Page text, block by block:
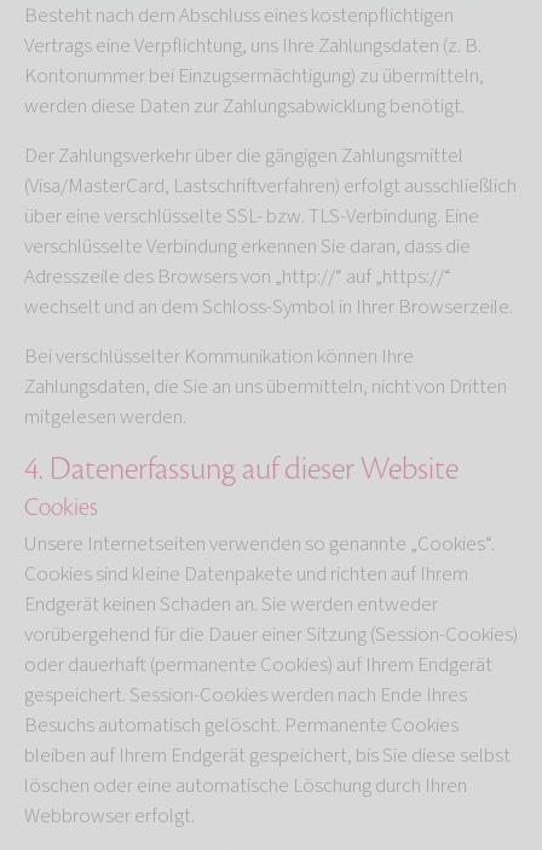
Besteht nach dem Abschluss eines kostenpflichtigen
Vertrags eine Verpflichtung, uns Ihre Zahlungsdaten (z. B.
Kontonummer bei Einzugsermächtigung) zu übermitteln,
werden diese Daten zur Zahlungsabwicklung benötigt.
Der Zahlungsverkehr über die gängigen Zahlungsmittel
(Visa/MasterCard, Lastschriftverfahren) erfolgt ausschließlich
über eine verschlüsselte SSL- bzw. TLS-Verbindung. Eine
verschlüsselte Verbindung erkennen Sie daran, dass die
Adresszeile des Browsers von „http://“ auf „https://“
wechselt und an dem Schloss-Symbol in Ihrer Browserzeile.
Bei verschlüsselter Kommunikation können Ihre
Zahlungsdaten, die Sie an uns übermitteln, nicht von Dritten
mitgelesen werden.
4. Datenerfassung auf dieser Website
Cookies
Unsere Internetseiten verwenden so genannte „Cookies“.
Cookies sind kleine Datenpakete und richten auf Ihrem
Endgerät keinen Schaden an. Sie werden entweder
vorübergehend für die Dauer einer Sitzung (Session-Cookies)
oder dauerhaft (permanente Cookies) auf Ihrem Endgerät
gespeichert. Session-Cookies werden nach Ende Ihres
Besuchs automatisch gelöscht. Permanente Cookies
bleiben auf Ihrem Endgerät gespeichert, bis Sie diese selbst
löschen oder eine automatische Löschung durch Ihren
Webbrowser erfolgt.